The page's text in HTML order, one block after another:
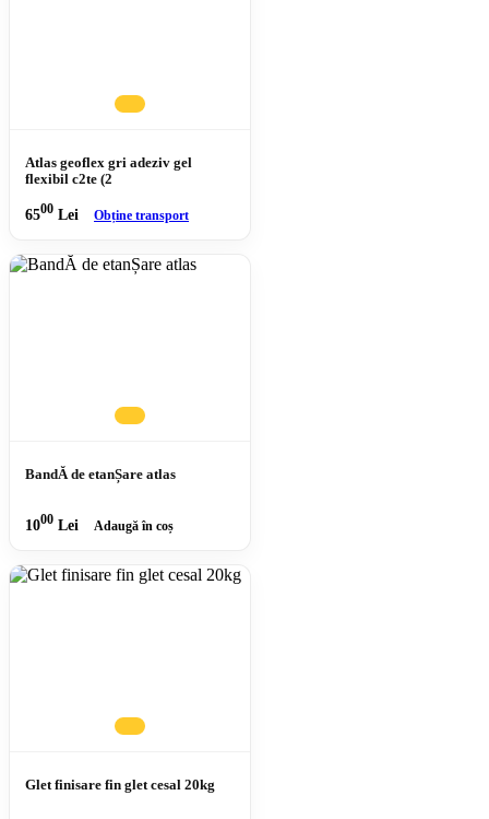
Atlas geoflex gri adeziv gel
flexibil c2te (2
6500 Lei Obține transport
BandĂ de etanȘare atlas
1000 Lei Adaugă în coș
Glet finisare fin glet cesal 20kg